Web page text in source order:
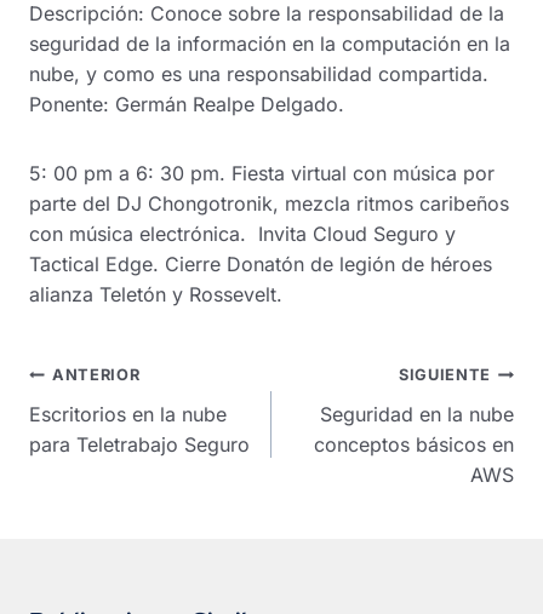
Descripción: Conoce sobre la responsabilidad de la
seguridad de la información en la computación en la
nube, y como es una responsabilidad compartida.
Ponente: Germán Realpe Delgado.
5: 00 pm a 6: 30 pm. Fiesta virtual con música por
parte del DJ Chongotronik, mezcla ritmos caribeños
con música electrónica. Invita Cloud Seguro y
Tactical Edge. Cierre Donatón de legión de héroes
alianza Teletón y Rossevelt.
Navegación
de
entradas
ANTERIOR
Escritorios en la nube
para Teletrabajo Seguro
SIGUIENTE
Seguridad en la nube
conceptos básicos en
AWS